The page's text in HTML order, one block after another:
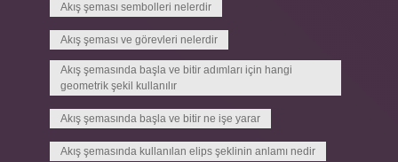
Akış şeması sembolleri nelerdir
Akış şeması ve görevleri nelerdir
Akış şemasında başla ve bitir adımları için hangi
geometrik şekil kullanılır
Akış şemasında başla ve bitir ne işe yarar
Akış şemasında kullanılan elips şeklinin anlamı nedir